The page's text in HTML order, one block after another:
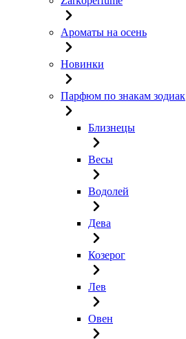
Ароматы на осень
Новинки
Парфюм по знакам зодиак
Близнецы
Весы
Водолей
Дева
Козерог
Лев
Овен